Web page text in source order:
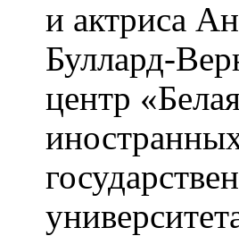
и актриса
Буллард-
центр